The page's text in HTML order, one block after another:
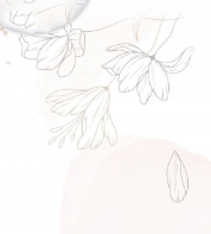
Перейти
к
содержанию